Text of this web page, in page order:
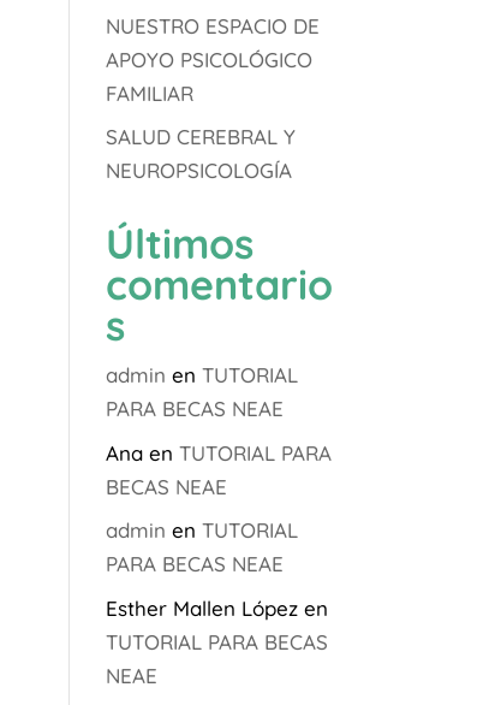
NUESTRO ESPACIO DE
APOYO PSICOLÓGICO
FAMILIAR
SALUD CEREBRAL Y
NEUROPSICOLOGÍA
Últimos
comentario
s
admin enTUTORIAL
PARA BECAS NEAE
Ana enTUTORIAL PARA
BECAS NEAE
admin enTUTORIAL
PARA BECAS NEAE
Esther Mallen López en
TUTORIAL PARA BECAS
NEAE